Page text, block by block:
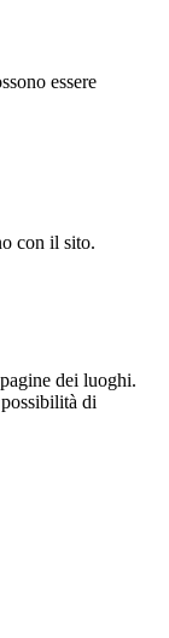
essere
con il sito.
dei luoghi.
di